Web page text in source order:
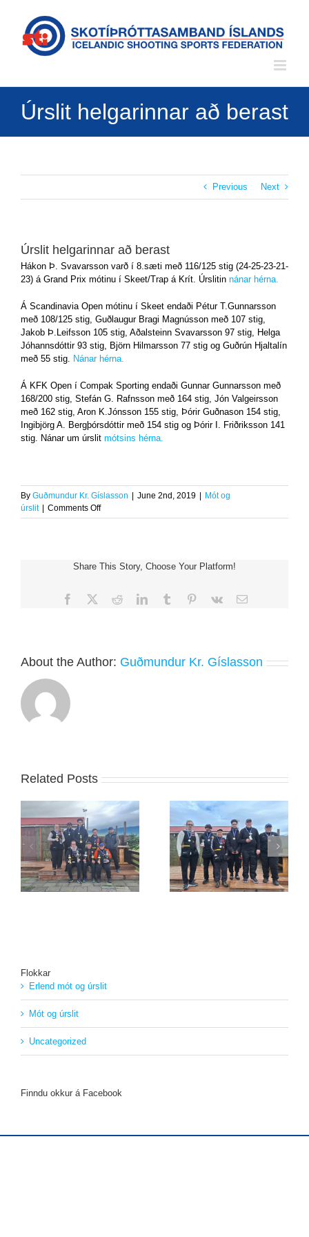
content
Úrslit helgarinnar að berast
Previous Next
Úrslit helgarinnar að berast
Hákon Þ. Svavarsson varð í 8.sæti með 116/125 stig (24-25-23-21-
23) á Grand Prix mótinu í Skeet/Trap á Krít. Úrslitin nánar hérna.
Á Scandinavia Open mótinu í Skeet endaði Pétur T.Gunnarsson
með 108/125 stig, Guðlaugur Bragi Magnússon með 107 stig,
Jakob Þ.Leifsson 105 stig, Aðalsteinn Svavarsson 97 stig, Helga
Jóhannsdóttir 93 stig, Björn Hilmarsson 77 stig og Guðrún Hjaltalín
með 55 stig. Nánar hérna.
Á KFK Open í Compak Sporting endaði Gunnar Gunnarsson með
168/200 stig, Stefán G. Rafnsson með 164 stig, Jón Valgeirsson
með 162 stig, Aron K.Jónsson 155 stig, Þórir Guðnason 154 stig,
Ingibjörg A. Bergþórsdóttir með 154 stig og Þórir I. Friðriksson 141
stig. Nánar um úrslit mótsins hérna.
By Guðmundur Kr. Gíslasson June 2nd, 2019
Mót og
úrslit
Comments Offon
Úrslit
Share This Story, Choose Your Platform!
Facebook RedditLinkedInTumblr Pinterest
Vk Email
About the Author: Guðmundur Kr. Gíslasson
Related Posts
Guðmann sigraði á
Blönduósi
Jóhannes Frank
sigraði á Húsavík um
helgina
Flokkar
Erlend mót og úrslit
Mót og úrslit
Uncategorized
Finndu okkur á Facebook